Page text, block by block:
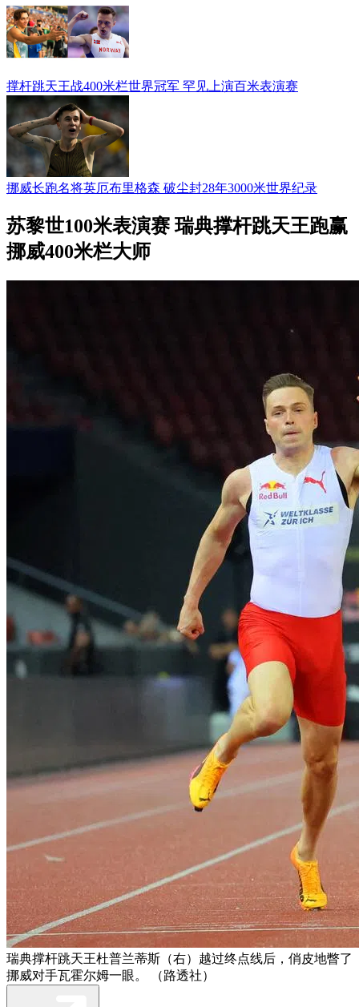
撑杆跳天王战400米栏世界冠军 罕见上演百米表演赛
挪威长跑名将英厄布里格森 破尘封28年3000米世界纪录
苏黎世100米表演赛 瑞典撑杆跳天王跑赢
挪威400米栏大师
瑞典撑杆跳天王杜普兰蒂斯（右）越过终点线后，俏皮地瞥了
挪威对手瓦霍尔姆一眼。 （路透社）